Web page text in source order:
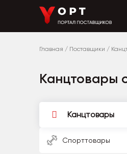
Главная / Поставщики /
Канцтовары
Спорттовары
Канцтовары